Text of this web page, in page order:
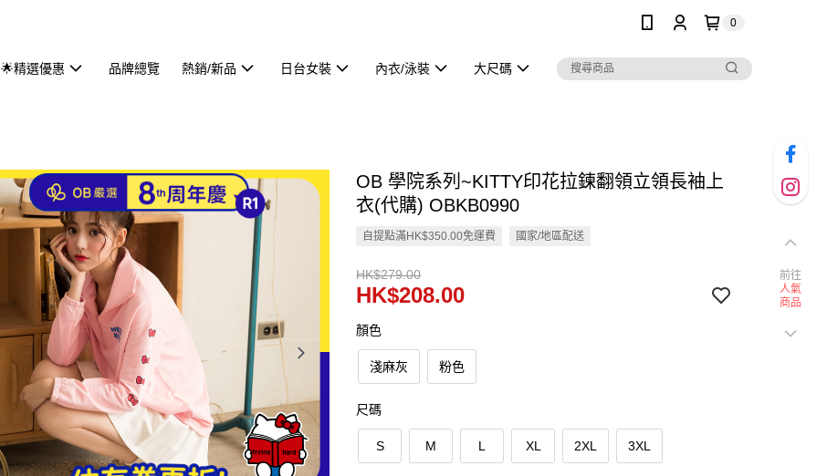
0
🌟精選優惠 品牌總覽 熱銷/新品 日台女裝 內衣/泳裝 大尺碼
OB 學院系列~KITTY印花拉鍊翻領立領長袖上
衣(代購) OBKB0990
自提點滿HK$350.00免運費 國家/地區配送
HK$279.00
HK$208.00
顏色
淺麻灰 粉色
尺碼
S M L XL 2XL 3XL
前往
人氣
商品